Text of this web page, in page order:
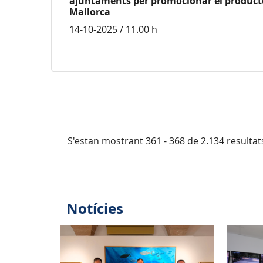
Mallorca
14-10-2025 / 11.00 h
S'estan mostrant 361 - 368 de 2.134
Notícies